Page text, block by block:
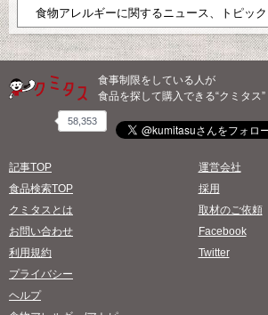
食物アレルギーに関するニュース、トピック
食事制限をしている人が
食品を探して購入できる“クミタス”
58,353
記事TOP
食品検索TOP
クミタスとは
お問い合わせ
利用規約
プライバシー
ヘルプ
運営会社
採用
取材のご依頼
Facebook
Twitter